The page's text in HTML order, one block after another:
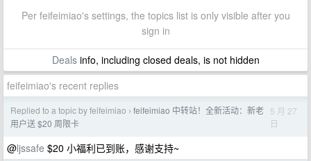
Per feifeimiao's settings, the topics list is only visible after you
sign in
Dealsinfo, including closed deals, is not hidden
feifeimiao's recent replies
Replied to a topic by feifeimiao › feifeimiao 中转站！全新活动：新老
用户送 $20 周限卡
5 月 27
日
@ljssafe $20 小福利已到账，感谢支持~